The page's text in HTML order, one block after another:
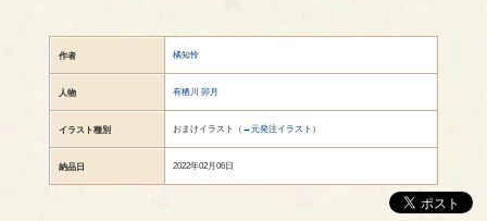
作者 橘知怜
人物 有栖川 卯月
イラスト種別 おまけイラスト（ →元発注イラスト ）
納品日 2022年02月06日